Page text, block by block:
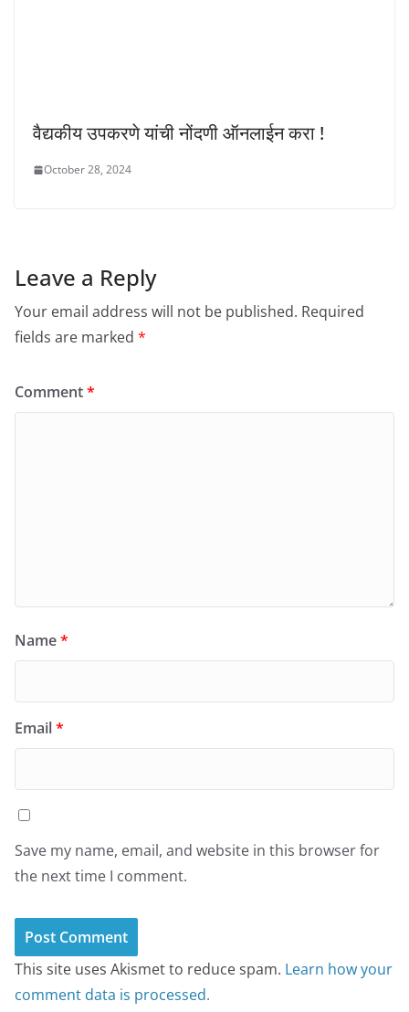
वैद्यकीय उपकरणे यांची नोंदणी ऑनलाईन करा !
October 28, 2024
Leave a Reply
Your email address will not be published. Required
fields are marked *
Comment*
Name*
Email*
Save my name, email, and website in this browser for
the next time I comment.
This site uses Akismet to reduce spam. Learn how your
comment data is processed.